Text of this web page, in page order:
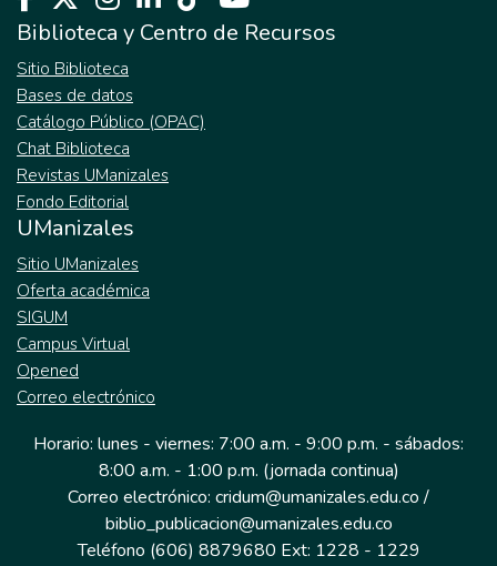
Biblioteca y Centro de Recursos
Sitio Biblioteca
Bases de datos
Catálogo Público (OPAC)
Chat Biblioteca
Revistas UManizales
Fondo Editorial
UManizales
Sitio UManizales
Oferta académica
SIGUM
Campus Virtual
Opened
Correo electrónico
Horario: lunes - viernes: 7:00 a.m. - 9:00 p.m. - sábados:
8:00 a.m. - 1:00 p.m. (jornada continua)
Correo electrónico: cridum@umanizales.edu.co /
biblio_publicacion@umanizales.edu.co
Teléfono (606) 8879680 Ext: 1228 - 1229